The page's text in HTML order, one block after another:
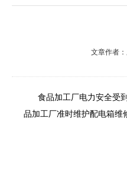
文章作者
食品加工厂电力安全受
品加工厂准时维护配电箱维